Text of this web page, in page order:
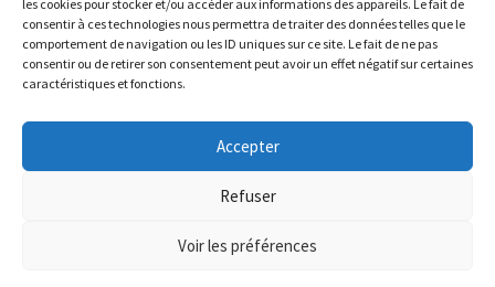
les cookies pour stocker et/ou accéder aux informations des appareils. Le fait de
consentir à ces technologies nous permettra de traiter des données telles que le
comportement de navigation ou les ID uniques sur ce site. Le fait de ne pas
consentir ou de retirer son consentement peut avoir un effet négatif sur certaines
caractéristiques et fonctions.
Accepter
Refuser
Voir les préférences
Le magasin de Lyon sera fermé du 30 juillet au 17 août
inclus. Les commandes seront expédiées à partir du 18
The physical record shop will be closed from july 30th to
august 17th included. Online orders will start shipping on
august 18th.
disc)
25.00€
through